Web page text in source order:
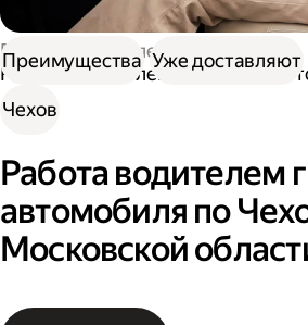
Работа водителем
Работа водителем грузового
Чехов
Работа водителем
автомобиля по
Московской
Преимущества Уже доставляют